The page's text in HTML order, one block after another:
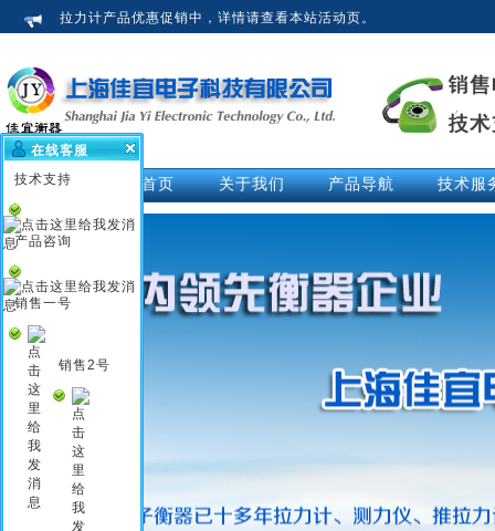
拉力计产品优惠促销中，详情请查看本站活动页。
网站首页 关于我们
公司介绍
行业知识
企业文化
产品导航
拉力计
推拉力计
数显拉力计
电子测力计
电子测力仪
无线测力计
无线拉力计
压力测力计
技术服
技术文
在线客服
技术支持
产品咨询
销售一号
销售2号